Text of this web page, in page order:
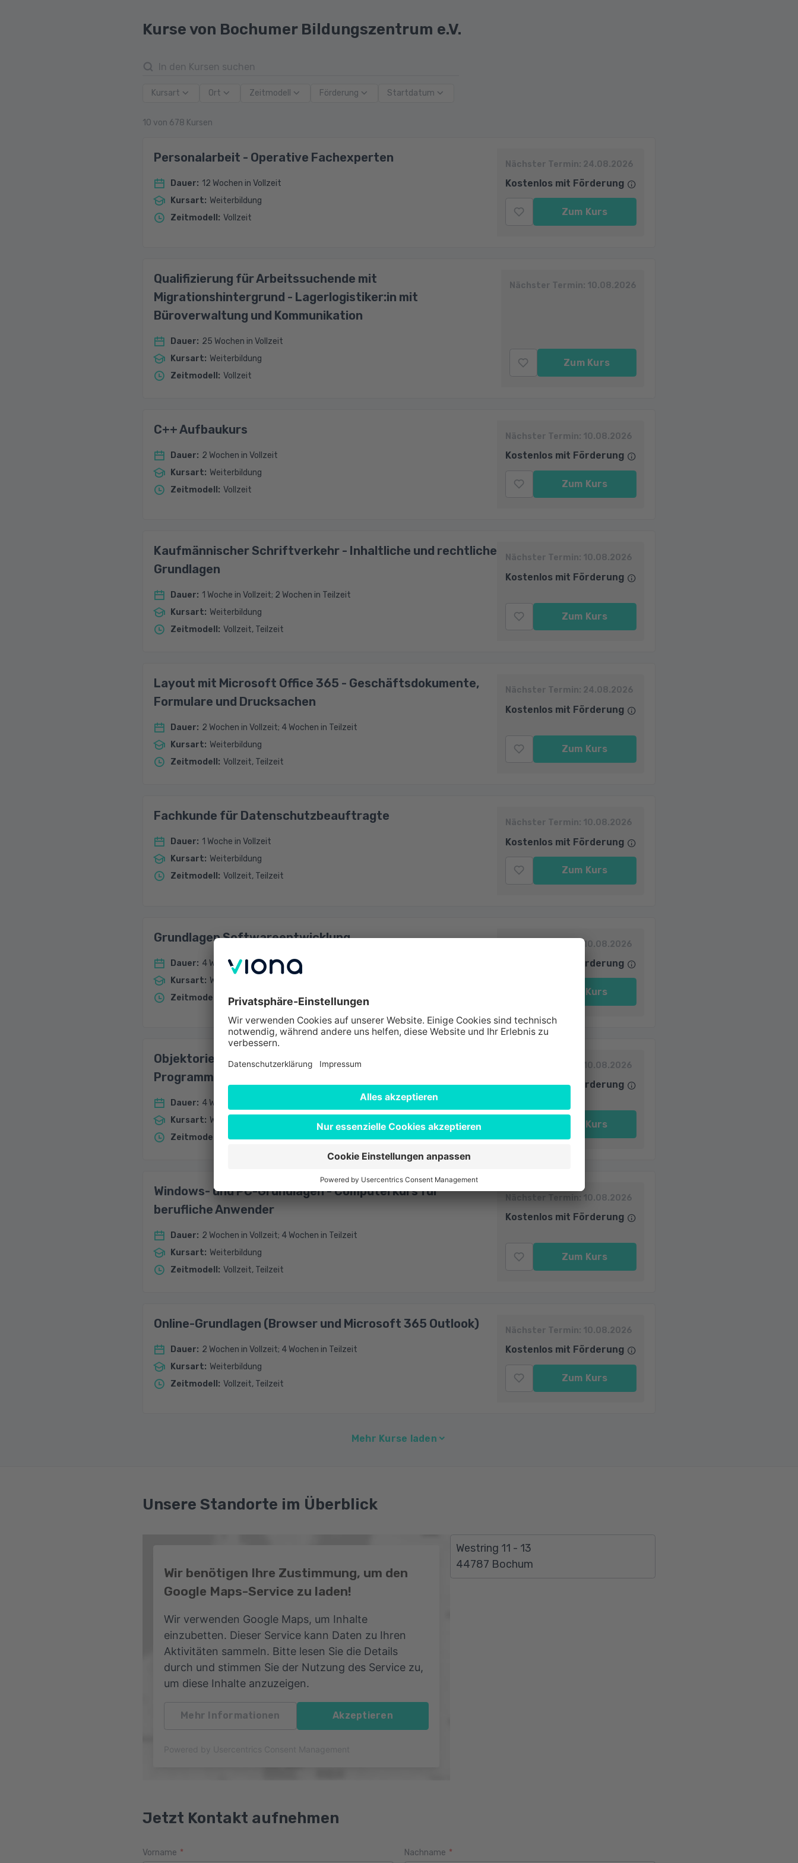
Kurse von Bochumer Bildungszentrum e.V.
Kursart Ort Zeitmodell Förderung Startdatum
10 von 678 Kursen
Personalarbeit - Operative Fachexperten
Dauer: 12 Wochen in Vollzeit
Kursart: Weiterbildung
Zeitmodell : Vollzeit
Nächster Termin: 24.08.2026
Kostenlos mit Förderung
Zum Kurs
Qualifizierung für Arbeitssuchende mit
Migrationshintergrund - Lagerlogistiker:in mit
Büroverwaltung und Kommunikation
Dauer: 25 Wochen in Vollzeit
Kursart: Weiterbildung
Zeitmodell : Vollzeit
Nächster Termin: 10.08.2026
Zum Kurs
C++ Aufbaukurs
Dauer: 2 Wochen in Vollzeit
Kursart: Weiterbildung
Zeitmodell : Vollzeit
Nächster Termin: 10.08.2026
Kostenlos mit Förderung
Zum Kurs
Kaufmännischer Schriftverkehr - Inhaltliche und rechtliche
Grundlagen
Dauer: 1 Woche in Vollzeit; 2 Wochen in Teilzeit
Kursart: Weiterbildung
Zeitmodell : Vollzeit, Teilzeit
Nächster Termin: 10.08.2026
Kostenlos mit Förderung
Zum Kurs
Layout mit Microsoft Office 365 - Geschäftsdokumente,
Formulare und Drucksachen
Dauer: 2 Wochen in Vollzeit; 4 Wochen in Teilzeit
Kursart: Weiterbildung
Zeitmodell : Vollzeit, Teilzeit
Nächster Termin: 24.08.2026
Kostenlos mit Förderung
Zum Kurs
Fachkunde für Datenschutzbeauftragte
Dauer: 1 Woche in Vollzeit
Kursart: Weiterbildung
Zeitmodell : Vollzeit, Teilzeit
Nächster Termin: 10.08.2026
Kostenlos mit Förderung
Zum Kurs
Grundlagen Softwareentwicklung
Dauer: 4 Wochen in Vollzeit
Kursart: Weiterbildung
Zeitmodell
Vollzeit
10.08.2026
Kostenlos mit Förderung
Zum Kurs
Objektorientierung: Analyse, Design mit UML und
Programmierung
Dauer: 4 Wochen in Vollzeit
Kursart: Weiterbildung
Zeitmodell
Vollzeit
10.08.2026
Kostenlos mit Förderung
Zum Kurs
Windows- und PC-Grundlagen - Computerkurs für
berufliche Anwender
Dauer: 2 Wochen in Vollzeit; 4 Wochen in Teilzeit
Kursart: Weiterbildung
Zeitmodell : Vollzeit, Teilzeit
Nächster Termin: 10.08.2026
Kostenlos mit Förderung
Zum Kurs
Online-Grundlagen (Browser und Microsoft 365 Outlook)
Dauer: 2 Wochen in Vollzeit; 4 Wochen in Teilzeit
Kursart: Weiterbildung
Zeitmodell : Vollzeit, Teilzeit
Nächster Termin: 10.08.2026
Kostenlos mit Förderung
Zum Kurs
Mehr Kurse laden
Unsere Standorte im Überblick
Wir benötigen Ihre Zustimmung, um den
Google Maps-Service zu laden!
Wir verwenden Google Maps, um Inhalte
einzubetten. Dieser Service kann Daten zu Ihren
Aktivitäten sammeln. Bitte lesen Sie die Details
durch und stimmen Sie der Nutzung des Service zu,
um diese Inhalte anzuzeigen.
Mehr Informationen Akzeptieren
Westring 11 - 13
44787 Bochum
Jetzt Kontakt aufnehmen
Webseite
Alter
Vorname * Nachname *